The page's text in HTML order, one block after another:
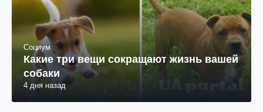
Социум
Какие три вещи сокращают жизнь вашей
собаки
4 дня назад